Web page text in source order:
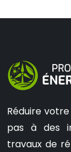
Réduire
pas à des
travaux de